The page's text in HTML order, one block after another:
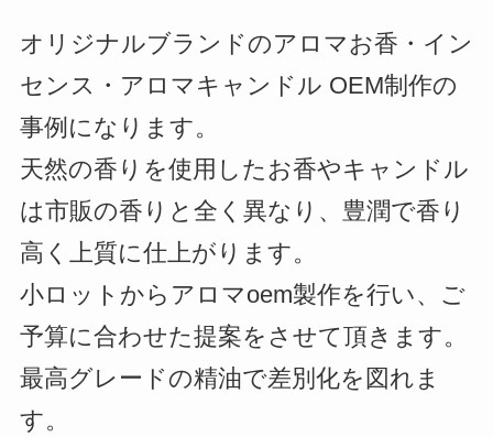
オリジナルブランドのアロマお香・イン
センス・アロマキャンドル OEM制作の
事例になります。
天然の香りを使用したお香やキャンドル
は市販の香りと全く異なり、豊潤で香り
高く上質に仕上がります。
小ロットからアロマoem製作を行い、ご
予算に合わせた提案をさせて頂きます。
最高グレードの精油で差別化を図れま
す。